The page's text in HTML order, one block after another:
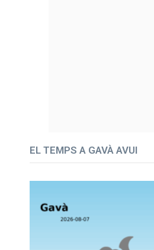
EL TEMPS A GAVÀ AVUI